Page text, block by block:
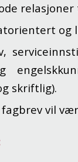
og
skriftlig).
fagbrev vil